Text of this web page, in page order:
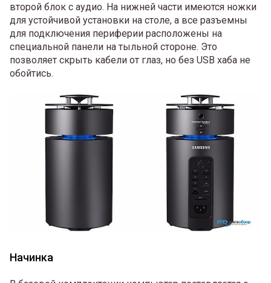
второй блок с аудио. На нижней части имеются ножки
для устойчивой установки на столе, а все разъемны
для подключения периферии расположены на
специальной панели на тыльной стороне. Это
позволяет скрыть кабели от глаз, но без USB хаба не
обойтись.
Начинка